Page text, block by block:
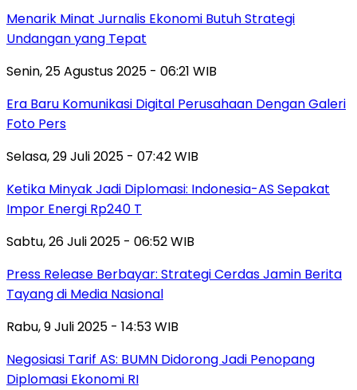
Menarik Minat Jurnalis Ekonomi Butuh Strategi
Undangan yang Tepat
Senin, 25 Agustus 2025 - 06:21 WIB
Era Baru Komunikasi Digital Perusahaan Dengan Galeri
Foto Pers
Selasa, 29 Juli 2025 - 07:42 WIB
Ketika Minyak Jadi Diplomasi: Indonesia-AS Sepakat
Impor Energi Rp240 T
Sabtu, 26 Juli 2025 - 06:52 WIB
Press Release Berbayar: Strategi Cerdas Jamin Berita
Tayang di Media Nasional
Rabu, 9 Juli 2025 - 14:53 WIB
Negosiasi Tarif AS: BUMN Didorong Jadi Penopang
Diplomasi Ekonomi RI